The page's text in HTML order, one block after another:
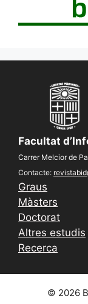
Facultat
Carrer Melcior de
Contacte:
Graus
Màsters
Doctorat
Altres estudis
Recerca
© 2026